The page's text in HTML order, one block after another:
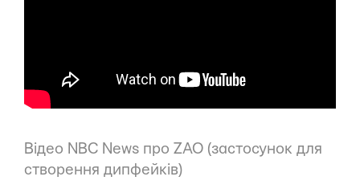
Відео NBC News про ZAO (застосунок для
створення дипфейків)